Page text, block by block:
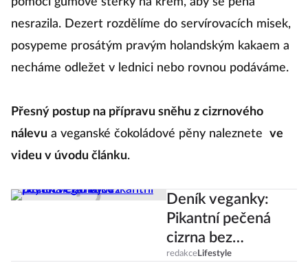
nesrazila. Dezert rozdělíme do servírovacích misek,
posypeme prosátým pravým holandským kakaem a
necháme odležet v lednici nebo rovnou podáváme.
Přesný postup na přípravu sněhu z cizrnového
nálevu a veganské čokoládové pěny naleznete
ve
videu v úvodu článku.
Deník veganky:
Pikantní pečená
cizrna bez
zbytečného tuku
redakceLifestyle